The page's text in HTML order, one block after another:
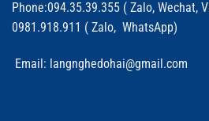
Phone:094.35.39.355 ( Zalo, Wechat,
0981.918.911 ( Zalo, WhatsApp)
Email: langnghedohai@gmail.com